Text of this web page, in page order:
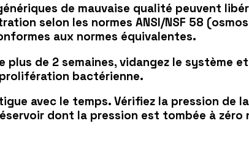
de mauvaise qualité peuvent
selon les normes ANSI/NSF 58
aux normes équivalentes.
de 2 semaines, vidangez le système
bactérienne.
avec le temps. Vérifiez la pression
dont la pression est tombée à